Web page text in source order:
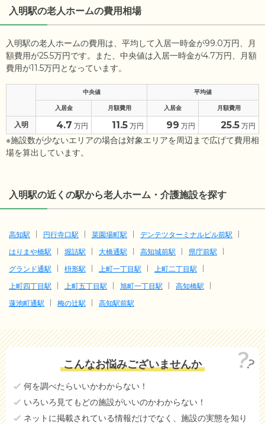
入明駅の老人ホームの費用相場
入明駅の老人ホームの費用は、平均して入居一時金が99.0万円、月
額費用が25.5万円です。また、中央値は入居一時金が4.7万円、月額
費用が11.5万円となっています。
中央値 平均値
入居金 月額費用 入居金 月額費用
入明 4.7 万円 11.5 万円 99 万円 25.5 万円
※施設数が少ないエリアの場合は対象エリアを周辺まで広げて費用相
場を算出しています。
入明駅の近くの駅から老人ホーム・介護施設を探す
高知駅 円行寺口駅 菜園場町駅
デンテツターミナルビル前駅
はりまや橋駅
堀詰駅 大橋通駅 高知城前駅
県庁前駅
グランド通駅
枡形駅 上町一丁目駅
上町二丁目駅
上町四丁目駅
上町五丁目駅 旭町一丁目駅
高知橋駅
蓮池町通駅
梅の辻駅 高知駅前駅
こんなお悩みございませんか
何を調べたらいいかわからない！
いろいろ見てもどの施設がいいのかわからない！
ネットに掲載されている情報だけでなく、施設の実態を知り